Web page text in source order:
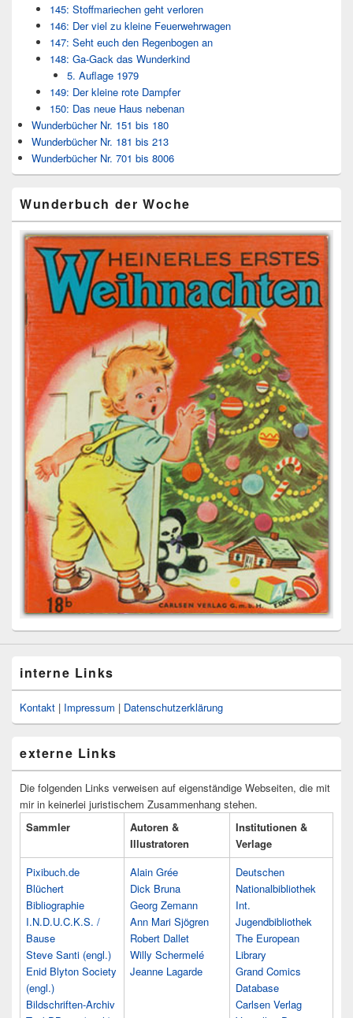
145: Stoffmariechen geht verloren
146: Der viel zu kleine Feuerwehrwagen
147: Seht euch den Regenbogen an
148: Ga-Gack das Wunderkind
5. Auflage 1979
149: Der kleine rote Dampfer
150: Das neue Haus nebenan
Wunderbücher Nr. 151 bis 180
Wunderbücher Nr. 181 bis 213
Wunderbücher Nr. 701 bis 8006
Wunderbuch der Woche
interne Links
Kontakt | Impressum | Datenschutzerklärung
externe Links
Die folgenden Links verweisen auf eigenständige Webseiten, die mit
mir in keinerlei juristischem Zusammenhang stehen.
Sammler
Autoren &
Illustratoren
Institutionen &
Verlage
Pixibuch.de
Blüchert
Bibliographie
I.N.D.U.C.K.S. /
Bause
Steve Santi (engl.)
Enid Blyton Society
(engl.)
Bildschriften-Archiv
Alain Grée
Dick Bruna
Georg Zemann
Ann Mari Sjögren
Robert Dallet
Willy Schermelé
Jeanne Lagarde
Deutschen
Nationalbibliothek
Int.
Jugendbibliothek
The European
Library
Grand Comics
Database
Carlsen Verlag